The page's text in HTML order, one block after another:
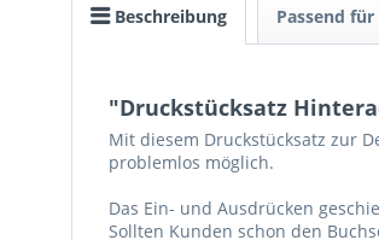
Beschreibung Passend für
"Druckstücksatz
Mit diesem Druckstücksatz zur
problemlos möglich.
Das Ein- und Ausdrücken
Sollten Kunden schon den